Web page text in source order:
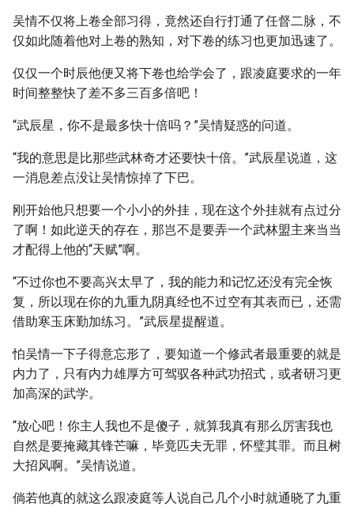
吴情不仅将上卷全部习得，竟然还自行打通了任督二脉，不
仅如此随着他对上卷的熟知，对下卷的练习也更加迅速了。
仅仅一个时辰他便又将下卷也给学会了，跟凌庭要求的一年
时间整整快了差不多三百多倍吧！
“武辰星，你不是最多快十倍吗？”吴情疑惑的问道。
“我的意思是比那些武林奇才还要快十倍。”武辰星说道，这
一消息差点没让吴情惊掉了下巴。
刚开始他只想要一个小小的外挂，现在这个外挂就有点过分
了啊！如此逆天的存在，那岂不是要弄一个武林盟主来当当
才配得上他的“天赋”啊。
“不过你也不要高兴太早了，我的能力和记忆还没有完全恢
复，所以现在你的九重九阴真经也不过空有其表而已，还需
借助寒玉床勤加练习。”武辰星提醒道。
怕吴情一下子得意忘形了，要知道一个修武者最重要的就是
内力了，只有内力雄厚方可驾驭各种武功招式，或者研习更
加高深的武学。
“放心吧！你主人我也不是傻子，就算我真有那么厉害我也
自然是要掩藏其锋芒嘛，毕竟匹夫无罪，怀璧其罪。而且树
大招风啊。”吴情说道。
倘若他真的就这么跟凌庭等人说自己几个小时就通晓了九重